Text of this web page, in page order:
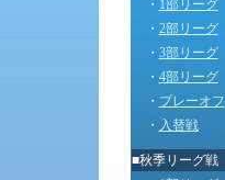
・ 1部リーグ
・ 2部リーグ
・ 3部リーグ
・ 4部リーグ
・ プレーオフ
・ 入替戦
■秋季リーグ戦